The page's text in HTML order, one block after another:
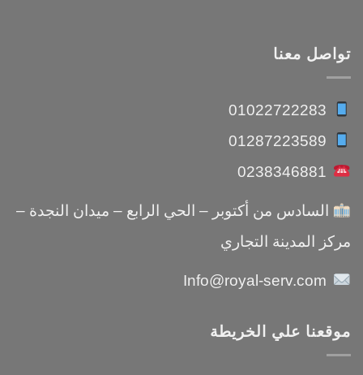
تواصل معنا
01022722283
01287223589
0238346881
السادس من أكتوبر – الحي الرابع – ميدان النجدة –
مركز المدينة التجاري
Info@royal-serv.com
موقعنا علي الخريطة